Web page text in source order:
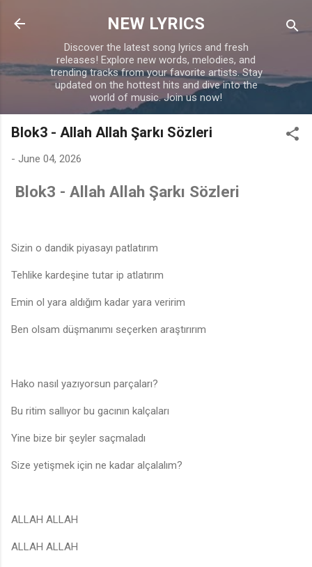
Skip to main content
NEW LYRICS
Discover the latest song lyrics and fresh
releases! Explore new words, melodies, and
trending tracks from your favorite artists. Stay
updated on the hottest hits and dive into the
world of music. Join us now!
Blok3 - Allah Allah Şarkı Sözleri
- June 04, 2026
Blok3 - Allah Allah Şarkı Sözleri
Sizin o dandik piyasayı patlatırım
Tehlike kardeşine tutar ip atlatırım
Emin ol yara aldığım kadar yara veririm
Ben olsam düşmanımı seçerken araştırırım
Hako nasıl yazıyorsun parçaları?
Bu ritim sallıyor bu gacının kalçaları
Yine bize bir şeyler saçmaladı
Size yetişmek için ne kadar alçalalım?
ALLAH ALLAH
ALLAH ALLAH